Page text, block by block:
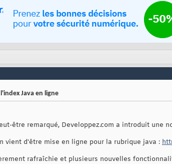
Java en ligne
être remarqué, Developpez.com a introduit une
vient d'être mise en ligne pour la rubrique java :
rafraîchie et plusieurs nouvelles